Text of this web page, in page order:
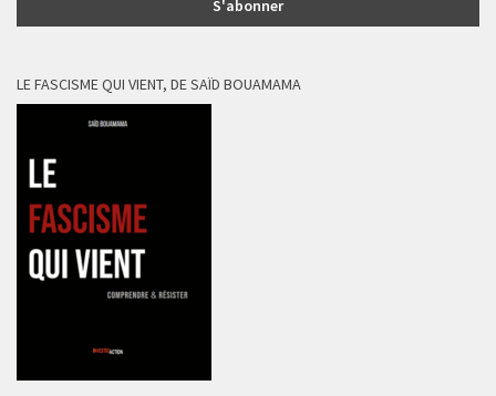
LE FASCISME QUI VIENT, DE SAÏD BOUAMAMA